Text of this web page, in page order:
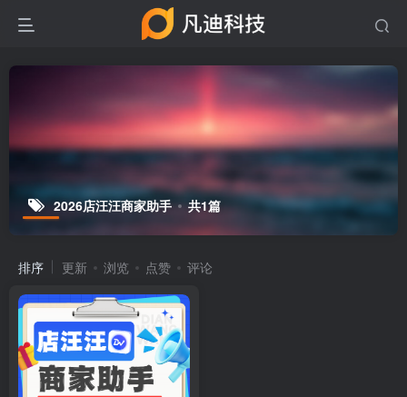
2026店汪汪商家助手 共1篇
排序 更新 浏览 点赞 评论